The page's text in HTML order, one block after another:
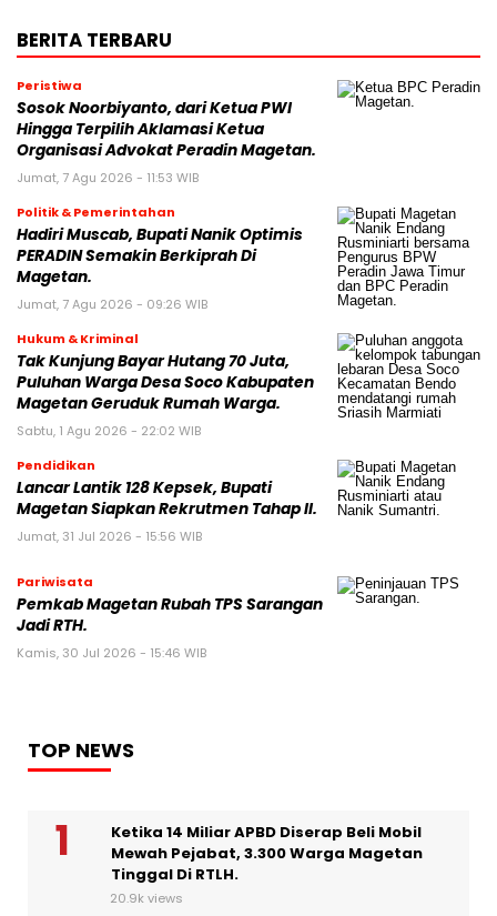
BERITA TERBARU
Peristiwa
Sosok Noorbiyanto, dari Ketua PWI
Hingga Terpilih Aklamasi Ketua
Organisasi Advokat Peradin Magetan.
Jumat, 7 Agu 2026 - 11:53 WIB
Politik & Pemerintahan
Hadiri Muscab, Bupati Nanik Optimis
PERADIN Semakin Berkiprah Di
Magetan.
Jumat, 7 Agu 2026 - 09:26 WIB
Hukum & Kriminal
Tak Kunjung Bayar Hutang 70 Juta,
Puluhan Warga Desa Soco Kabupaten
Magetan Geruduk Rumah Warga.
Sabtu, 1 Agu 2026 - 22:02 WIB
Pendidikan
Lancar Lantik 128 Kepsek, Bupati
Magetan Siapkan Rekrutmen Tahap II.
Jumat, 31 Jul 2026 - 15:56 WIB
Pariwisata
Pemkab Magetan Rubah TPS Sarangan
Jadi RTH.
Kamis, 30 Jul 2026 - 15:46 WIB
TOP NEWS
Ketika 14 Miliar APBD Diserap Beli Mobil
Mewah Pejabat, 3.300 Warga Magetan
Tinggal Di RTLH.
20.9k views